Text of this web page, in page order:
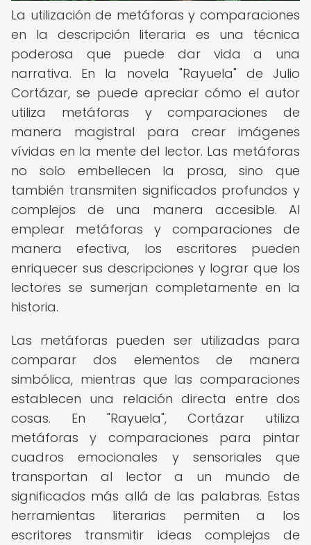
La utilización de metáforas y comparaciones
en la descripción literaria es una técnica
poderosa que puede dar vida a una
narrativa. En la novela "Rayuela" de Julio
Cortázar, se puede apreciar cómo el autor
utiliza metáforas y comparaciones de
manera magistral para crear imágenes
vívidas en la mente del lector. Las metáforas
no solo embellecen la prosa, sino que
también transmiten significados profundos y
complejos de una manera accesible. Al
emplear metáforas y comparaciones de
manera efectiva, los escritores pueden
enriquecer sus descripciones y lograr que los
lectores se sumerjan completamente en la
historia.
Las metáforas pueden ser utilizadas para
comparar dos elementos de manera
simbólica, mientras que las comparaciones
establecen una relación directa entre dos
cosas. En "Rayuela", Cortázar utiliza
metáforas y comparaciones para pintar
cuadros emocionales y sensoriales que
transportan al lector a un mundo de
significados más allá de las palabras. Estas
herramientas literarias permiten a los
escritores transmitir ideas complejas de